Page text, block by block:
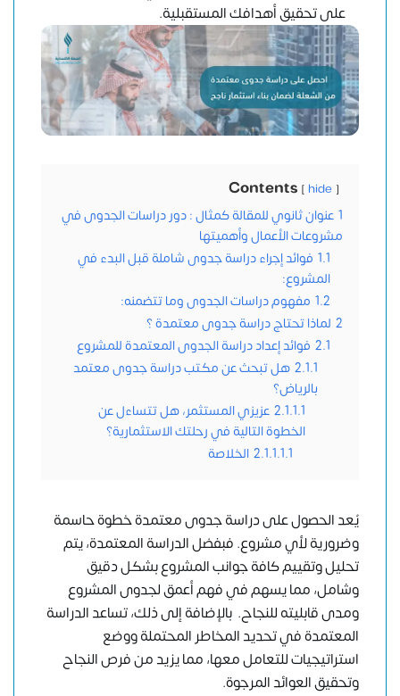
على تحقيق أهدافك المستقبلية.
Contents hide
1 عنوان ثانوي للمقالة كمثال : دور دراسات الجدوى في
مشروعات الأعمال وأهميتها
1.1 فوائد إجراء دراسة جدوى شاملة قبل البدء في
المشروع:
1.2 مفهوم دراسات الجدوى وما تتضمنه:
2 لماذا تحتاج دراسة جدوى معتمدة ؟
2.1 فوائد إعداد دراسة الجدوى المعتمدة للمشروع
2.1.1 هل تبحث عن مكتب دراسة جدوى معتمد
بالرياض؟
2.1.1.1 عزيزي المستثمر، هل تتساءل عن
الخطوة التالية في رحلتك الاستثمارية؟
2.1.1.1.1 الخلاصة
يُعد الحصول على دراسة جدوى معتمدة خطوة حاسمة
وضرورية لأي مشروع. فبفضل الدراسة المعتمدة، يتم
تحليل وتقييم كافة جوانب المشروع بشكل دقيق
وشامل، مما يسهم في فهم أعمق لجدوى المشروع
ومدى قابليته للنجاح. بالإضافة إلى ذلك، تساعد الدراسة
المعتمدة في تحديد المخاطر المحتملة ووضع
استراتيجيات للتعامل معها، مما يزيد من فرص النجاح
وتحقيق العوائد المرجوة.